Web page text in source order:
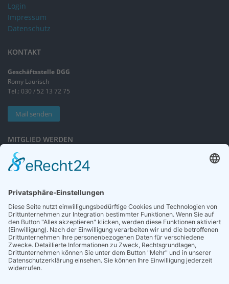
Login
Impressum
Datenschutz
KONTAKT
Geschäftsstelle DGG
Romy Laurisch
Tel.: 030 / 52 13 72 75
Mail senden
MITGLIED WERDEN
Sieben gute Gründe
für Ihre Mitgliedschaft
NEWSLETTER
Neuigkeiten rund um die Geriatrie und die DGG – regelmäßig in Ihrem
Postfach.